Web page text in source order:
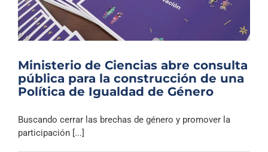
Ministerio de Ciencias abre consulta
pública para la construcción de una
Política de Igualdad de Género
Buscando cerrar las brechas de género y promover la
participación [...]